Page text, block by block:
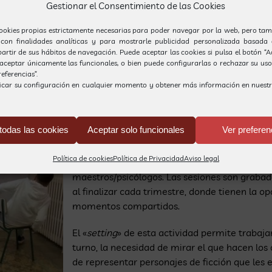
Gestionar el Consentimiento de las Cookies
propias estrictamente necesarias para poder navegar por la web, pero
finalidades analíticas y para mostrarle publicidad personalizada
de sus hábitos de navegación. Puede aceptar las cookies si pulsa el botón
aceptar únicamente las funcionales, o bien puede configurarlas o rechazar su
su configuración en cualquier momento y obtener más información en
las cookies Aceptar solo funcionales Ver
Política de cookiesPolítica de PrivacidadAviso legal
desplazarse, cambiando la voz, etc…). A
Durante la segunda fase, los niños
corro, se habla de cómo se han sentido a la
al que se había pensado o si ha habido
para él.
Semanalmente, salen unas obras/escenas
necesidades y miedos, de sus intereses, de
encuentran… Los ofrecemos la posibilidad
tranquilidad de estar en un espacio cuidado,
maestros/psicólogos. Las sesiones son
al finalizar cada trimestre, donde tienen la
momentos compartidos.
El «setting» de esta actividad permite
turno, la necesidad de mirar el que hacen
de representar personajes de ficción que les